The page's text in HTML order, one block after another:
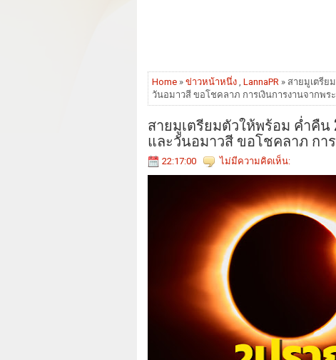
Home » ข่าวหน้าหนึ่ง , LannaPR » สายมูเตรีย
วันอมาวสี ขอโชคลาภ การเงินการงานจากพร
สายมูเตรียมตัวให้พร้อม ค่ำคื
และวันอมาวสี ขอโชคลาภ กา
22:17:00 ไม่มีความคิดเห็น: